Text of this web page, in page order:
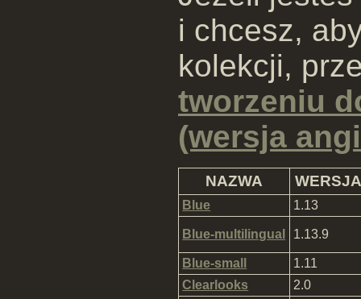
i chcesz,
kolekcji,
tworzeniu
(wersja
NAZWA WERSJA
Blue 1.13
Blue-multilingual 1.13.9
Blue-small
1.11
Clearlooks
2.0